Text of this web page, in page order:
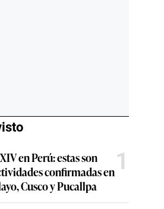
en Perú: estas son
confirmadas en
Cusco y Pucallpa
1